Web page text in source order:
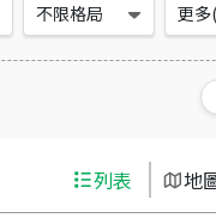
不限格局 更多(
列表 地